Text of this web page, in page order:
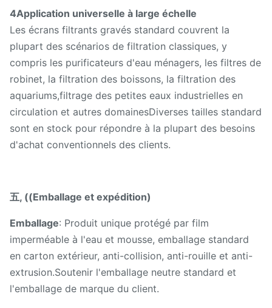
4Application universelle à large échelle
Les écrans filtrants gravés standard couvrent la
plupart des scénarios de filtration classiques, y
compris les purificateurs d'eau ménagers, les filtres de
robinet, la filtration des boissons, la filtration des
aquariums,filtrage des petites eaux industrielles en
circulation et autres domainesDiverses tailles standard
sont en stock pour répondre à la plupart des besoins
d'achat conventionnels des clients.
五, ((Emballage et expédition)
Emballage: Produit unique protégé par film
imperméable à l'eau et mousse, emballage standard
en carton extérieur, anti-collision, anti-rouille et anti-
extrusion.Soutenir l'emballage neutre standard et
l'emballage de marque du client.